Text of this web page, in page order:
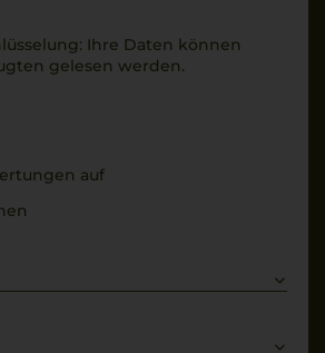
Geschmack
Ihre Daten können
gelesen werden.
auf